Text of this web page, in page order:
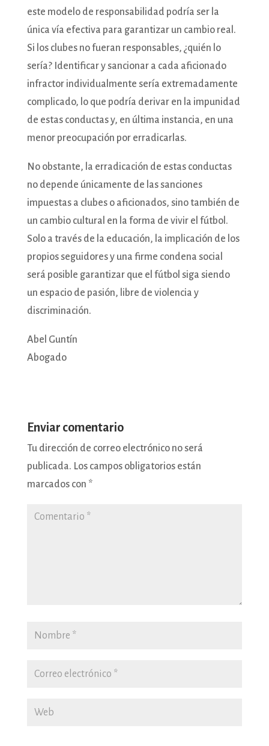
este modelo de responsabilidad podría ser la
única vía efectiva para garantizar un cambio real.
Si los clubes no fueran responsables, ¿quién lo
sería? Identificar y sancionar a cada aficionado
infractor individualmente sería extremadamente
complicado, lo que podría derivar en la impunidad
de estas conductas y, en última instancia, en una
menor preocupación por erradicarlas.
No obstante, la erradicación de estas conductas
no depende únicamente de las sanciones
impuestas a clubes o aficionados, sino también de
un cambio cultural en la forma de vivir el fútbol.
Solo a través de la educación, la implicación de los
propios seguidores y una firme condena social
será posible garantizar que el fútbol siga siendo
un espacio de pasión, libre de violencia y
discriminación.
Abel Guntín
Abogado
Enviar comentario
Tu dirección de correo electrónico no será
publicada. Los campos obligatorios están
marcados con *